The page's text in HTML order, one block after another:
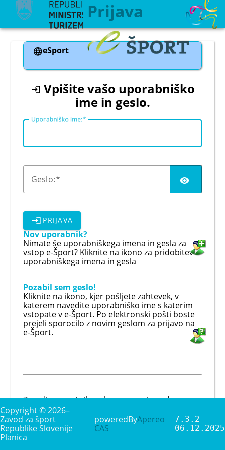
CAS
Prijava
eSport
Vpišite vašo uporabniško
ime in geslo.
Uporabniško ime:
Geslo:
PRIJAVA
Nov uporabnik?
Nimate še uporabniškega imena in gesla za
vstop e-Šport? Kliknite na ikono za pridobitev
uporabniškega imena in gesla
Pozabil sem geslo!
Kliknite na ikono, kjer pošljete zahtevek, v
katerem navedite uporabniško ime s katerim
vstopate v e-Šport. Po elektronski pošti boste
prejeli sporocilo z novim geslom za prijavo na
e-Šport.
Zaradi varnostnih razlogov, prosimo, da
naredite odjavo in zaprete brskalnik, ko
zapustite spletni vir, ki je zahteval vašo
avtentikacijo.
Copyright © 2026–
Zavod za šport
Republike Slovenije
Planica
poweredByApereo
CAS
7.3.2
06.12.2025